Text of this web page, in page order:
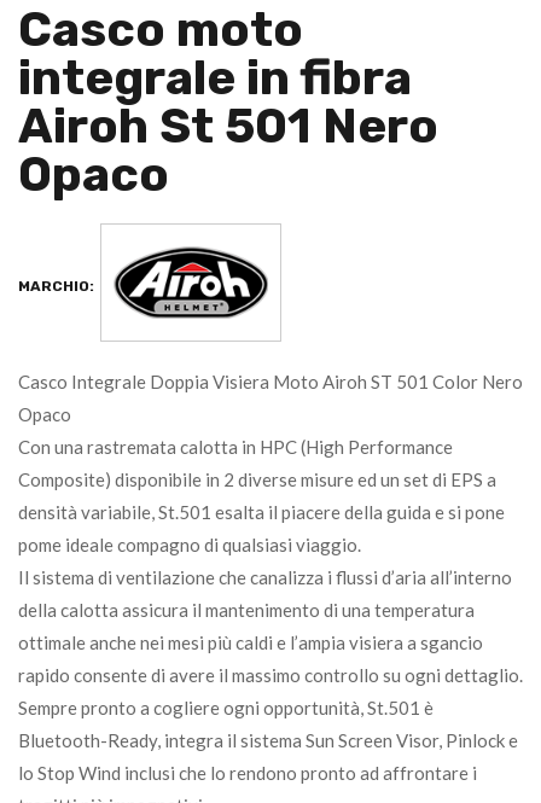
Casco moto
integrale in fibra
Airoh St 501 Nero
Opaco
MARCHIO:
Casco Integrale Doppia Visiera Moto Airoh ST 501 Color Nero
Opaco
Con una rastremata calotta in HPC (High Performance
Composite) disponibile in 2 diverse misure ed un set di EPS a
densità variabile, St.501 esalta il piacere della guida e si pone
pome ideale compagno di qualsiasi viaggio.
Il sistema di ventilazione che canalizza i flussi d’aria all’interno
della calotta assicura il mantenimento di una temperatura
ottimale anche nei mesi più caldi e l’ampia visiera a sgancio
rapido consente di avere il massimo controllo su ogni dettaglio.
Sempre pronto a cogliere ogni opportunità, St.501 è
Bluetooth-Ready, integra il sistema Sun Screen Visor, Pinlock e
lo Stop Wind inclusi che lo rendono pronto ad affrontare i